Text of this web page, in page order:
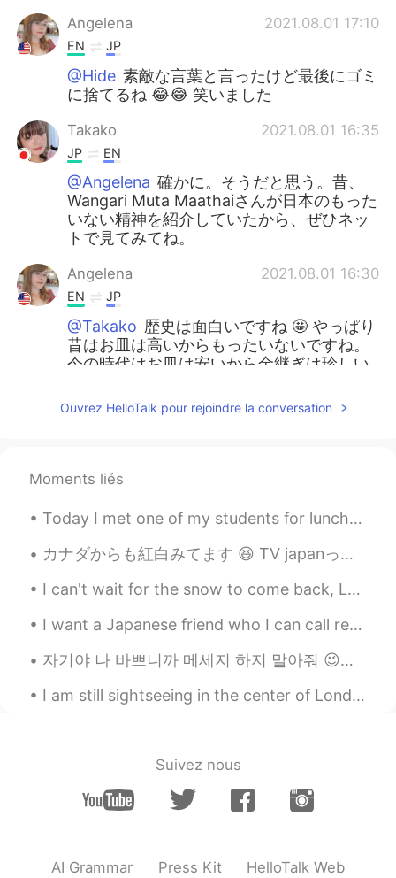
Angelena 2021.08.01 17:10
EN JP
@Hide 素敵な言葉と言ったけど最後にゴミ
に捨てるね 😂😂 笑いました
Takako 2021.08.01 16:35
JP EN
@Angelena 確かに。そうだと思う。昔、
Wangari Muta Maathaiさんが日本のもった
いない精神を紹介していたから、ぜひネッ
トで見てみてね。
Angelena 2021.08.01 16:30
EN JP
@Takako 歴史は面白いですね 🤩 やっぱり
昔はお皿は高いからもったいないですね。
今の時代はお皿は安いから金継ぎは珍しい
Angelena 2021.08.01 16:23
@Nao
カッコいい仕事があるなんですね 🤩
Hide 2021.08.01 15:56
JP EN
cherished will be done so. When it breaks
or becomes difficult to use, we usually
throw it away. However, by making good
repairs to that 'flaw', there can be a sense
of beauty in it. To make the most of a
flaw is to change the way you look at
things. For example, if a person has a
that's what this is all about. By the way, if
immediately.😂
JP
Ouvrez HelloTalk pour rejoindre la conversation
Moments liés
Today I met one of my students for lunch in Suwon (수원), and ate at one of the most famous restaur...
カナダからも紅白みてます 😆 TV japanっていう日本のテレビ番組があって生で紅白みれるんです～ こっちはまだ朝早いので前半見逃しちゃいました。でもあとで再放送もあるので前半もじっくりみます！
I can't wait for the snow to come back, London always looks beautiful covered in snow ❤️🇬🇧 雪が戻って...
I want a Japanese friend who I can call regularly. 🥺 We can teach each other languages. 🥰 定期的に電話...
자기야 나 바쁘니까 메세지 하지 말아줘 😉😈🤗 Busy lol messages are like 뇌섹남😂😁😉🤭🤷🤦😈🤔🙄❤️💜💖 개소리 하면 차단 합니다 ㅋㅋㅋㅋ
I am still sightseeing in the center of London for a little longer 🇬🇧🇬🇧🇬🇧🇬🇧 before going back to ...
Suivez nous
AI Grammar Press Kit HelloTalk Web